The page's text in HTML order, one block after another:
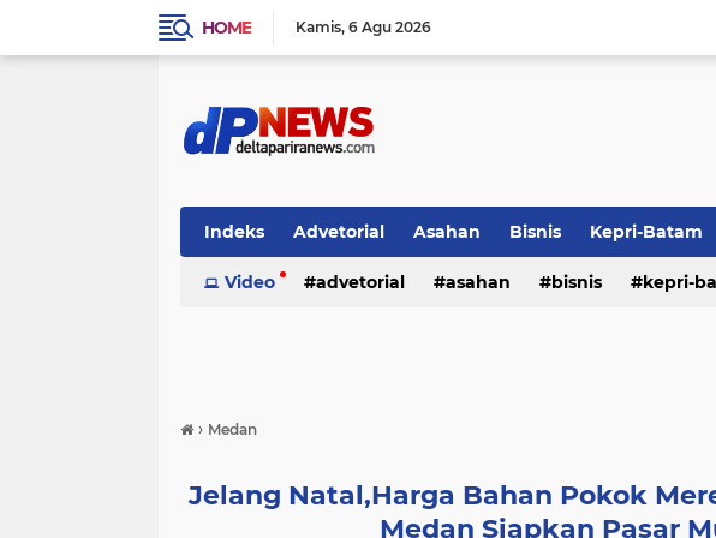
HOME Kamis 6 Agu 2026
Indeks Advetorial Asahan Bisnis Kepri-Batam
Video advetorial asahan bisnis kepri-
› Medan
Jelang Natal,Harga Bahan Pokok
Medan Siapkan Pasar